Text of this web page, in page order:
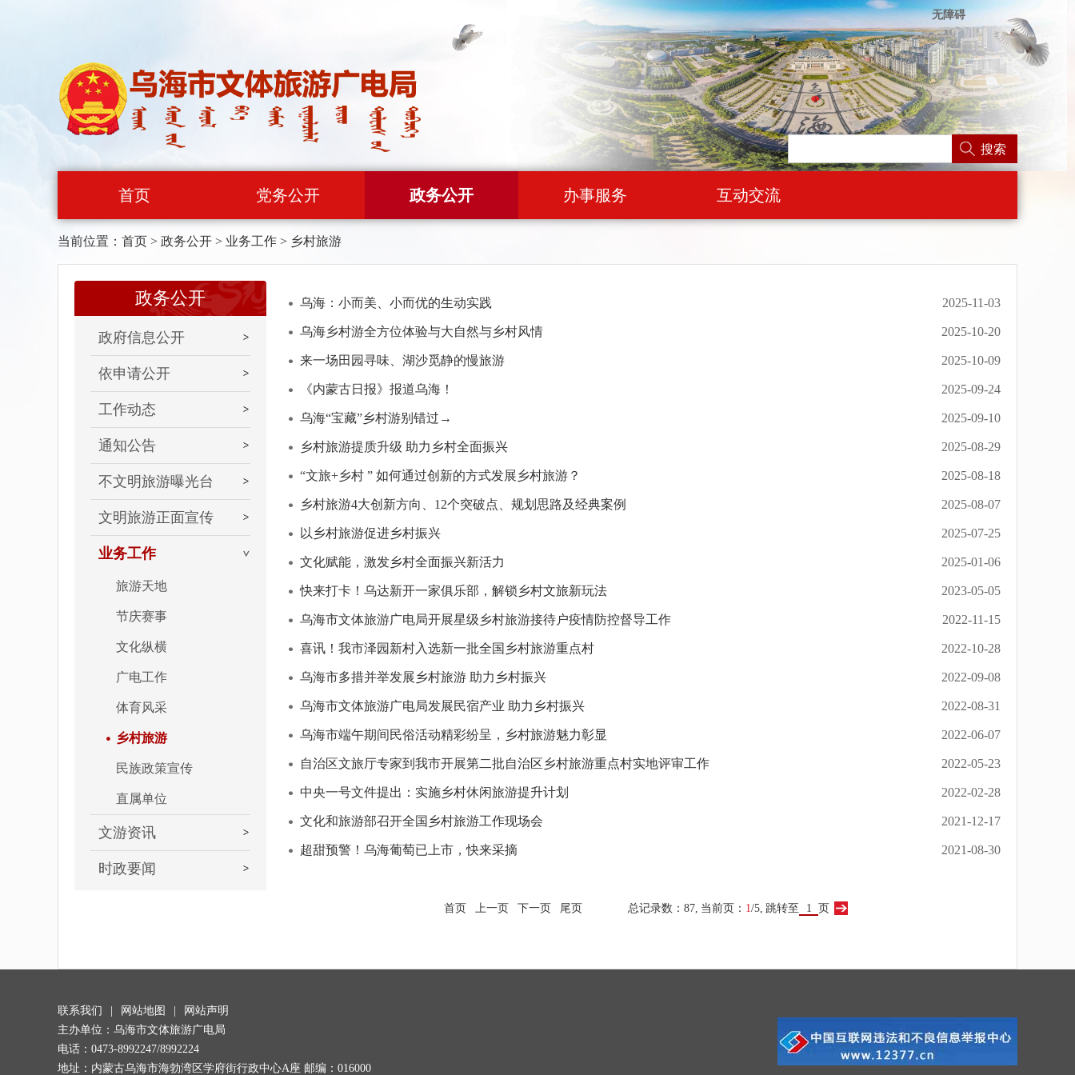
无障碍
搜索
首页 党务公开 政务公开 办事服务 互动交流
当前位置： 首页 > 政务公开 > 业务工作 > 乡村旅游
政务公开
政府信息公开
依申请公开
工作动态
通知公告
不文明旅游曝光台
文明旅游正面宣传
业务工作
旅游天地
节庆赛事
文化纵横
广电工作
体育风采
乡村旅游
民族政策宣传
直属单位
文游资讯
时政要闻
2025-11-03
乌海：小而美、小而优的生动实践
2025-10-20
乌海乡村游全方位体验与大自然与乡村风情
2025-10-09
来一场田园寻味、湖沙觅静的慢旅游
2025-09-24
《内蒙古日报》报道乌海！
2025-09-10
乌海“宝藏”乡村游别错过→
2025-08-29
乡村旅游提质升级 助力乡村全面振兴
2025-08-18
“文旅+乡村 ” 如何通过创新的方式发展乡村旅游？
2025-08-07
乡村旅游4大创新方向、12个突破点、规划思路及经典案例
2025-07-25
以乡村旅游促进乡村振兴
2025-01-06
文化赋能，激发乡村全面振兴新活力
2023-05-05
快来打卡！乌达新开一家俱乐部，解锁乡村文旅新玩法
2022-11-15
乌海市文体旅游广电局开展星级乡村旅游接待户疫情防控督导工作
2022-10-28
喜讯！我市泽园新村入选新一批全国乡村旅游重点村
2022-09-08
乌海市多措并举发展乡村旅游 助力乡村振兴
2022-08-31
乌海市文体旅游广电局发展民宿产业 助力乡村振兴
2022-06-07
乌海市端午期间民俗活动精彩纷呈，乡村旅游魅力彰显
2022-05-23
自治区文旅厅专家到我市开展第二批自治区乡村旅游重点村实地评审工作
2022-02-28
中央一号文件提出：实施乡村休闲旅游提升计划
2021-12-17
文化和旅游部召开全国乡村旅游工作现场会
2021-08-30
超甜预警！乌海葡萄已上市，快来采摘
首页 上一页 下一页 尾页 总记录数：87, 当前页： 1/5, 跳转至 页
联系我们 网站地图
网站声明
主办单位：乌海市文体旅游广电局
电话：0473-8992247/8992224
地址：内蒙古乌海市海勃湾区学府街行政中心A座 邮编：016000